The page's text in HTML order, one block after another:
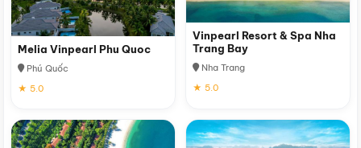
Melia Vinpearl Phu Quoc
Phú Quốc
★ 5.0
Vinpearl Resort & Spa Nha
Trang Bay
Nha Trang
★ 5.0